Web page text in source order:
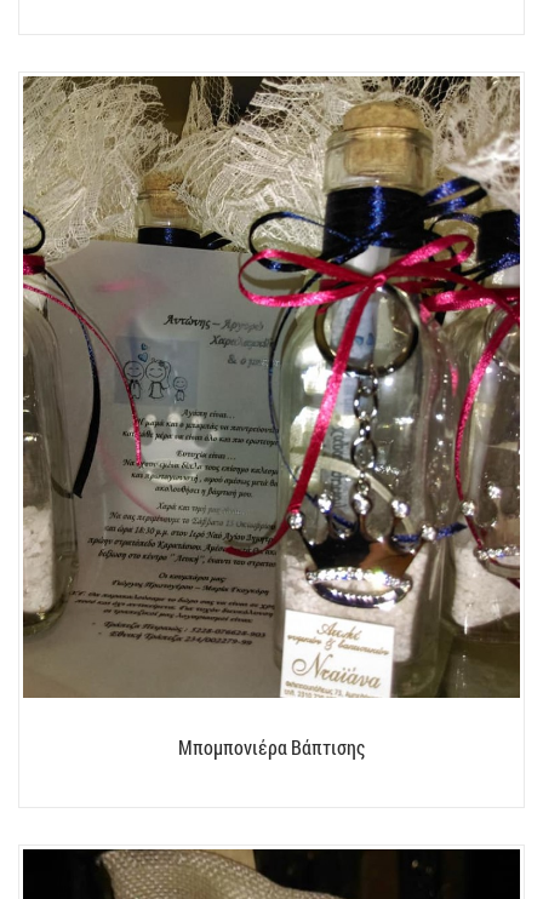
Μπομπονιέρα Βάπτισης